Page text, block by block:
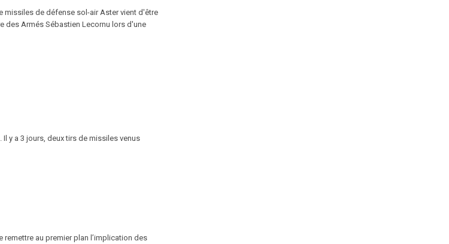
missiles de défense sol-air Aster vient d'être
des Armés Sébastien Lecornu lors d'une
y a 3 jours, deux tirs de missiles venus
remettre au premier plan l’implication des